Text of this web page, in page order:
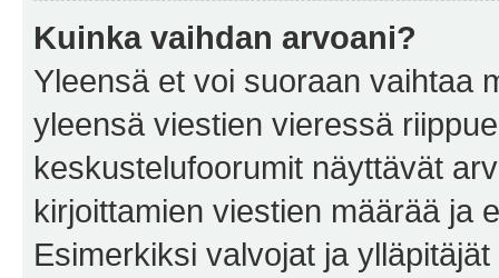
Kuinka vaihdan arvoani?
Yleensä et voi suoraan vaihtaa
yleensä viestien vieressä
keskustelufoorumit näyttävät
kirjoittamien viestien määrää ja
Esimerkiksi valvojat ja